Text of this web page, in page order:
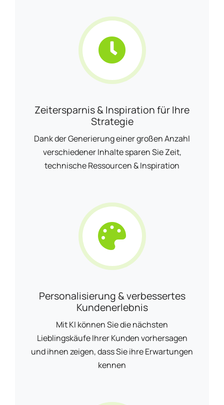
Zeitersparnis & Inspiration für Ihre
Strategie
Dank der Generierung einer großen Anzahl
verschiedener Inhalte sparen Sie Zeit,
technische Ressourcen & Inspiration
Personalisierung & verbessertes
Kundenerlebnis
Mit KI können Sie die nächsten
Lieblingskäufe Ihrer Kunden vorhersagen
und ihnen zeigen, dass Sie ihre Erwartungen
kennen